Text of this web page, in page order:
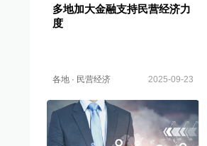
多地加大金融支持民营经济力
度
各地 · 民营经济 2025-09-23